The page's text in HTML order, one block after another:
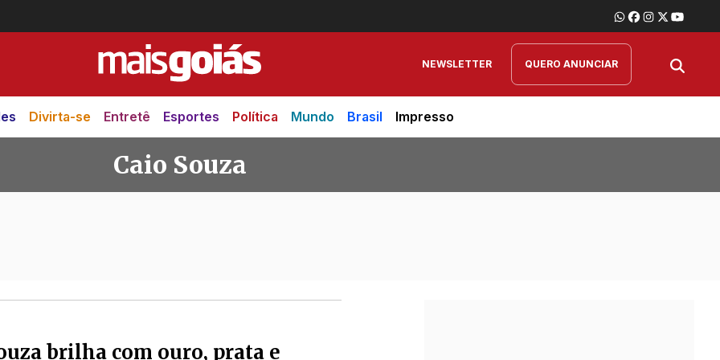
NEWSLETTER QUERO ANUNCIAR
Divirta-se Entretê Esportes Política Mundo Brasil Impresso
Caio Souza
brilha com ouro, prata e